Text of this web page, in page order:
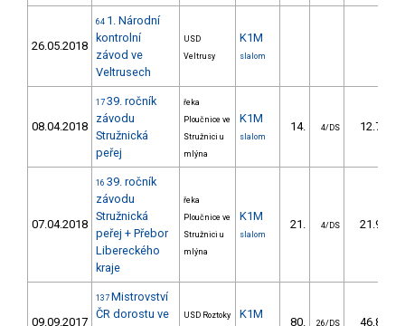
26.05.2018
64 1. Národní
kontrolní
závod ve
Veltrusech
USD
Veltrusy
K1M
slalom
08.04.2018
17 39. ročník
závodu
Stružnická
peřej
řeka
Ploučnice ve
Stružnici u
mlýna
K1M
slalom
14. 4/DS 12.70
07.04.2018
16 39. ročník
závodu
Stružnická
peřej + Přebor
Libereckého
kraje
řeka
Ploučnice ve
Stružnici u
mlýna
K1M
slalom
21. 4/DS 21.90
09.09.2017
137 Mistrovství
ČR dorostu ve
USD Roztoky K1M
80. 26/DS 46.80